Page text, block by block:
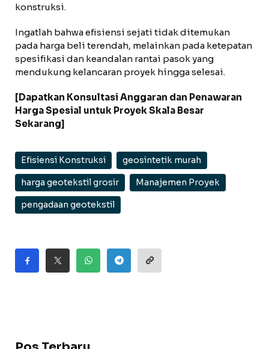
konstruksi.
Ingatlah bahwa efisiensi sejati tidak ditemukan
pada harga beli terendah, melainkan pada ketepatan
spesifikasi dan keandalan rantai pasok yang
mendukung kelancaran proyek hingga selesai.
[Dapatkan Konsultasi Anggaran dan Penawaran
Harga Spesial untuk Proyek Skala Besar
Sekarang]
Efisiensi Konstruksi geosintetik murah
harga geotekstil grosir Manajemen Proyek
pengadaan geotekstil